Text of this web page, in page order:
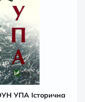
УПА Історична